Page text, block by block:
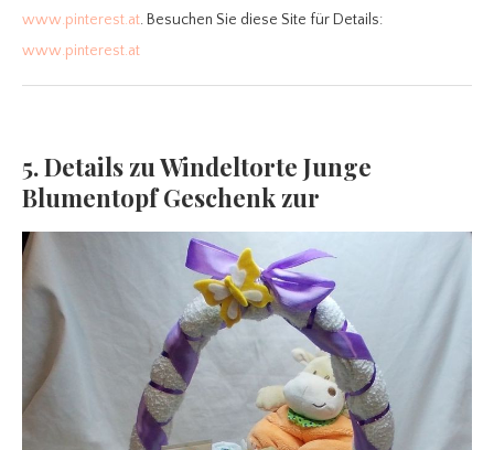
www.pinterest.at. Besuchen Sie diese Site für Details:
www.pinterest.at
5. Details zu Windeltorte Junge
Blumentopf Geschenk zur